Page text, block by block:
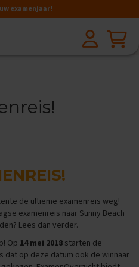
examenjaar!
de ultieme examenreis weg!
examenreis naar Sunny Beach
Lees dan verder.
Op 14 mei 2018 starten de
dat op deze datum ook de winnaar